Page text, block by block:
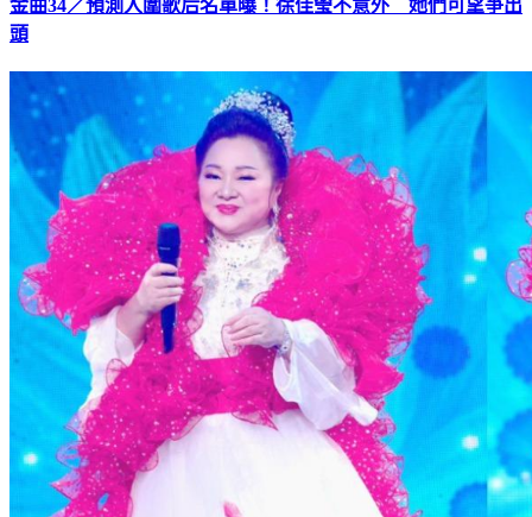
金曲34／預測入圍歌后名單曝！徐佳瑩不意外 她們可望爭出
頭